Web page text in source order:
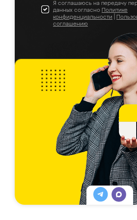
Я соглашаюсь на передачу
данных согласно Политике
конфиденциальности
соглашению